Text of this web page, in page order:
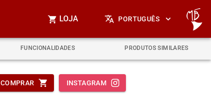
LOJA PORTUGUÊS
FUNCIONALIDADES PRODUTOS SIMILARES
COMPRAR INSTAGRAM